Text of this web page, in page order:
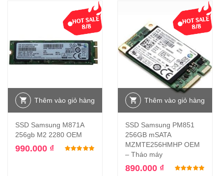
Thêm vào giỏ hàng
SSD Samsung M871A
256gb M2 2280 OEM
990.000 ₫ Được xếp hạng 5.005 sao
Thêm vào giỏ hàng
SSD Samsung PM851
256GB mSATA
MZMTE256HMHP OEM
– Tháo máy
890.000 ₫